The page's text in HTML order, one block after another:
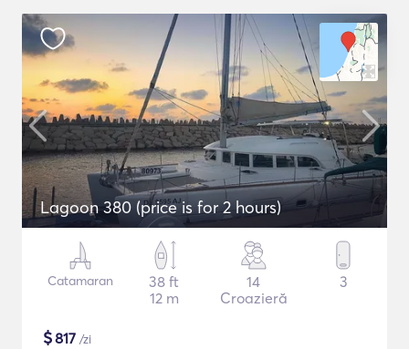
Lagoon 380 (price is for 2 hours)
Catamaran
38 ft
12 m
14
Croazieră
3
$817 /zi